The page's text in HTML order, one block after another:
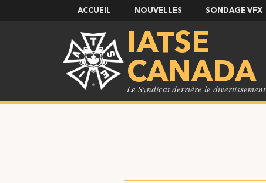
ACCUEIL NOUVELLES SONDAGE VFX
IATSE
CANADA
Le Syndicat derrière le divertissement